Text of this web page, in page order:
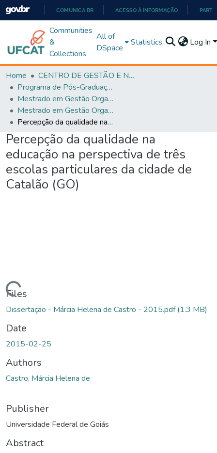
PARA
O
COMUNICA BR ACESSO À INFORMAÇÃO
Communities
&
Collections
All of
DSpace
Statistics Log In
Home
CENTRO DE GESTÃO E NEGÓCIOS
Programa de Pós-Graduação em Gestão Organizacional (PPGGO)
Mestrado em Gestão Organizacional - PPGGO
Mestrado em Gestão Organizacional - PPGGO
Percepção da qualidade na educação na perspectiva de três escolas particulares da cidade de Catalão (GO)
Percepção da qualidade na
educação na perspectiva de três
escolas particulares da cidade de
Catalão (GO)
Files
Dissertação - Márcia Helena de Castro - 2015.pdf(1.3 MB)
Date
2015-02-25
Authors
Castro, Márcia Helena de
Publisher
Universidade Federal de Goiás
Abstract